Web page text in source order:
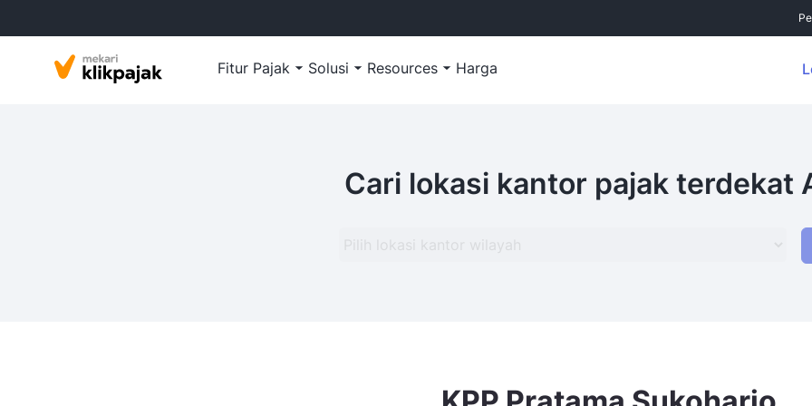
Fitur Pajak Solusi Resources Harga
Cari lokasi kantor pajak terdekat